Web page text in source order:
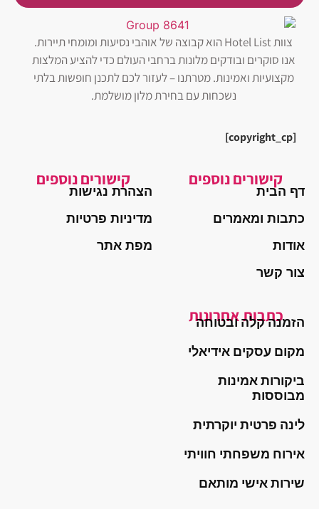
צוות Hotel List הוא קבוצה של אוהבי נסיעות ומומחי תיירות.
אנו סוקרים ובודקים מלונות ברחבי העולם כדי להציע המלצות
מקצועיות ואמינות. מטרתנו – לעזור לכם לתכנן חופשות בלתי
נשכחות עם בחירת מלון מושלמת.
[copyright_cp]
קישורים נוספים
דף הבית
כתבות ומאמרים
אודות
צור קשר
קישורים נוספים
הצהרת נגישות
מדיניות פרטיות
מפת אתר
כתבות אחרונות
הזמנה קלה ובטוחה
מקום עסקים אידיאלי
ביקורות אמינות
מבוססות
לינה פרטית יוקרתית
אירוח משפחתי חוויתי
שירות אישי מותאם